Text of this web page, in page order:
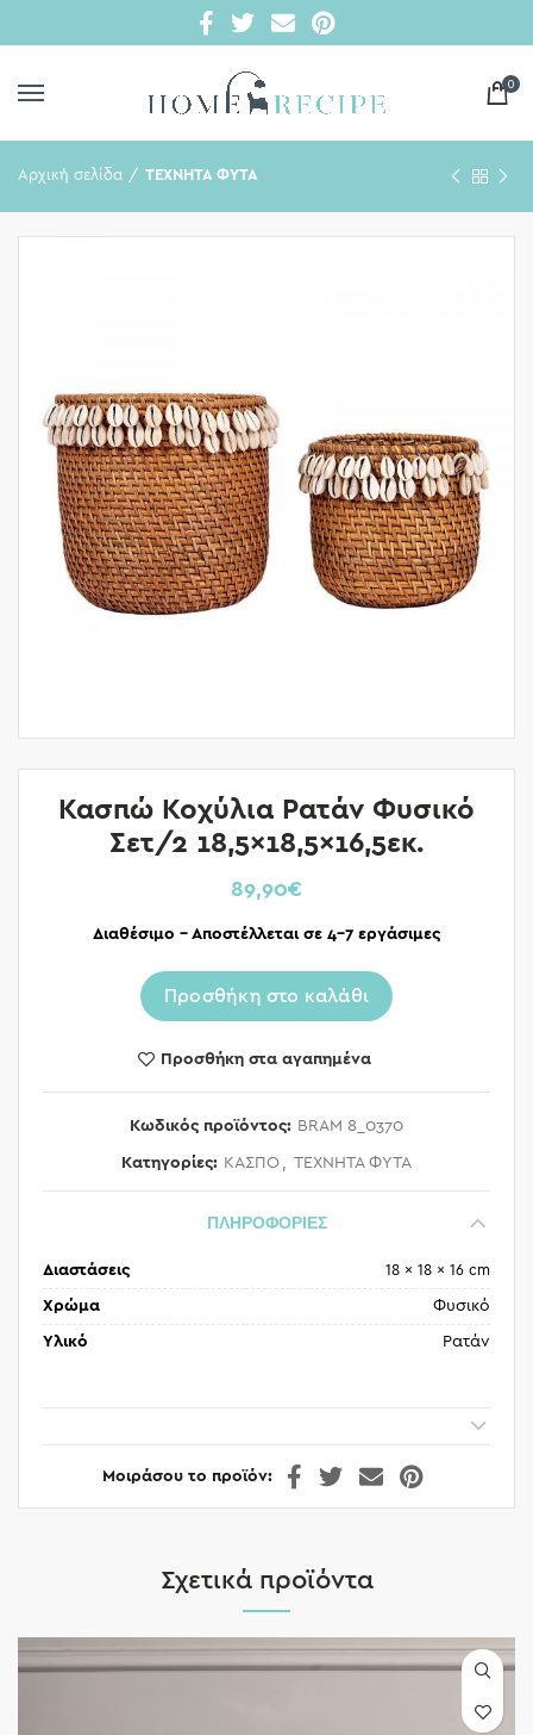
0
Αρχική σελίδα ΤΕΧΝΗΤΑ ΦΥΤΑ
Κασπώ Κοχύλια Ρατάν Φυσικό
Σετ/2 18,5×18,5×16,5εκ.
89,90€
Διαθέσιμο – Αποστέλλεται σε 4-7 εργάσιμες
Προσθήκη στο καλάθι
Προσθήκη στα αγαπημένα
Κωδικός προϊόντος: BRAM 8_0370
Κατηγορίες: ΚΑΣΠΟ , ΤΕΧΝΗΤΑ ΦΥΤΑ
ΠΛΗΡΟΦΟΡΙΕΣ
Διαστάσεις 18 × 18 × 16 cm
Χρώμα Φυσικό
Υλικό Ρατάν
Μοιράσου το προϊόν
Σχετικά προϊόντα